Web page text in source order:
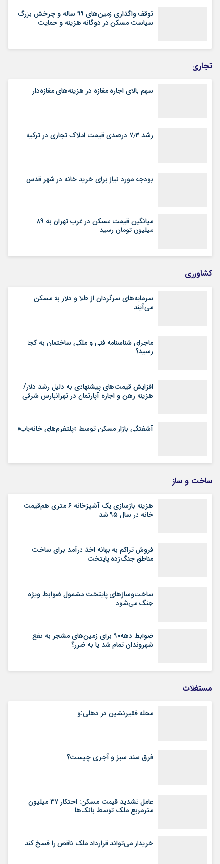
توقف واگذاری زمین‌های ۹۹ ساله و چرخش بزرگ
سیاست مسکن در دوگانه هزینه و حمایت
تجاری
سهم بالای اجاره‌‌ مغازه در هزینه‌‌های مغازه‌‌دار
رشد ۷٫۳ درصدی قیمت‌ املاک تجاری در ترکیه
بودجه مورد نیاز برای خرید خانه در شهر قدس
میانگین قیمت مسکن در غرب تهران به ۸۹
میلیون تومان رسید
کشاورزی
سرمایه‌های سرگردان از طلا و دلار به مسکن
می‌آیند
ماجرای شناسنامه‌ فنی و ملکی ساختمان به کجا
رسید؟
افزایش قیمت‌های پیشنهادی به دلیل رشد دلار/
هزینه رهن و اجاره آپارتمان در تهرانپارس شرقی
آشفتگی بازار مسکن توسط «پلتفرم‌های خانه‌یاب»
ساخت و ساز
هزینه بازسازی یک آشپزخانه ۶ متری هم‌قیمت
خانه در سال ۹۵ شد
فروش تراکم به بهانه اخذ درآمد برای ساخت
مناطق جنگ‌زده پایتخت
ساخت‌وسازهای پایتخت مشمول ضوابط ویژه
جنگ می‌شود
ضوابط دهه۹۰ برای زمین‌های مشجر به نفع
شهروندان تمام شد یا به ضرر؟
مستغلات
محله فقیرنشین در دهلی‏‌نو
فرق سند سبز و آجری چیست؟
عامل تشدید قیمت مسکن: احتکار ۳۷ میلیون
مترمربع ملک توسط بانک‌ها
خریدار می‌تواند قرارداد ملک ناقص را فسخ کند